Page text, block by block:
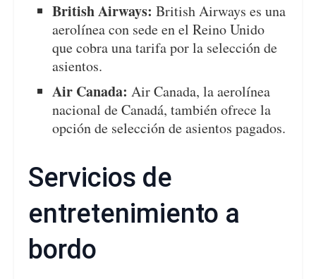
British Airways: British Airways es una
aerolínea con sede en el Reino Unido
que cobra una tarifa por la selección de
asientos.
Air Canada: Air Canada, la aerolínea
nacional de Canadá, también ofrece la
opción de selección de asientos pagados.
Servicios de
entretenimiento a
bordo